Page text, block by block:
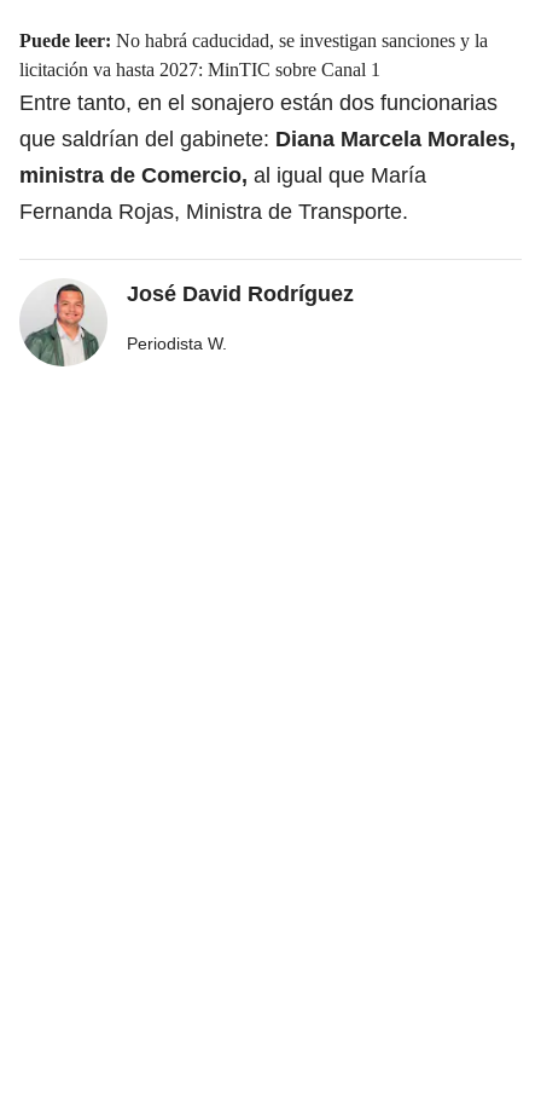
Puede leer: No habrá caducidad, se investigan sanciones y la
licitación va hasta 2027: MinTIC sobre Canal 1
Entre tanto, en el sonajero están dos funcionarias
que saldrían del gabinete: Diana Marcela Morales,
ministra de Comercio, al igual que María
Fernanda Rojas, Ministra de Transporte.
José David Rodríguez
Periodista W.